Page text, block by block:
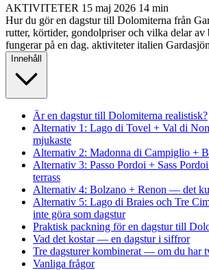
AKTIVITETER 15 maj 2026 14 min
Hur du gör en dagstur till Dolomiterna från
rutter, körtider, gondolpriser och vilka delar av
fungerar på en dag. aktiviteter italien Gardasjön
Innehåll
Är en dagstur till Dolomiterna realistisk?
Alternativ 1: Lago di Tovel + Val di
mjukaste
Alternativ 2: Madonna di Campiglio +
Alternativ 3: Passo Pordoi + Sass
terrass
Alternativ 4: Bolzano + Renon — det
Alternativ 5: Lago di Braies och Tre
inte göra som dagstur
Praktisk packning för en dagstur till
Vad det kostar — en dagstur i siffror
Tre dagsturer kombinerat — om du har
Vanliga frågor